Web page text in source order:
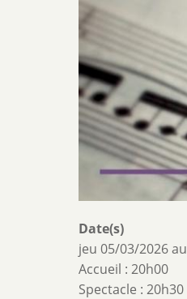
Date(s)
jeu 05/03/2026au
Accueil : 20h00
Spectacle : 20h30